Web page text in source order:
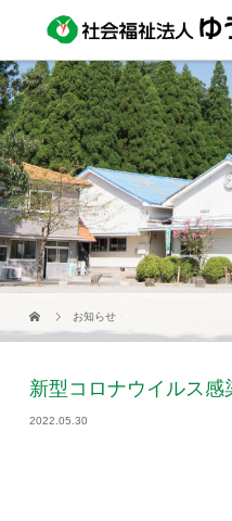
お知らせ
新型コロナウイルス
2022.05.30